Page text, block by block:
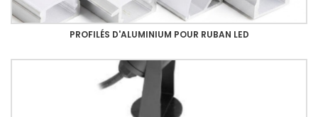
PROFILÉS D'ALUMINIUM POUR RUBAN LED